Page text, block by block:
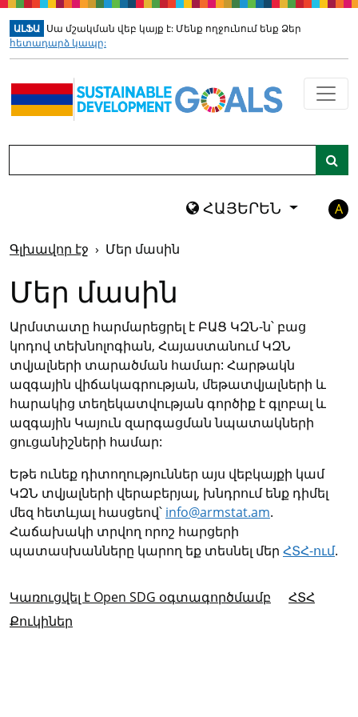
Անցեք հիմնական
ԱԼՖԱ Սա մշակման վեբ կայք է: Մենք ողջունում ենք Ձեր
հետադարձ կապը:
ՀԱՅԵՐԵՆ A
Գլխավոր էջ Մեր մասին
Մեր մասին
Արմստատը հարմարեցրել է ԲԱՑ ԿԶՆ-ն՝ բաց
կոդով տեխնոլոգիան, Հայաստանում ԿԶՆ
տվյալների տարածման համար: Հարթակն
ազգային վիճակագրության, մեթատվյալների և
հարակից տեղեկատվության գործիք է գլոբալ և
ազգային Կայուն զարգացման նպատակների
ցուցանիշների համար:
Եթե ունեք դիտողություններ այս վեբկայքի կամ
ԿԶՆ տվյալների վերաբերյալ, խնդրում ենք դիմել
մեզ հետևյալ հասցեով՝ info@armstat.am.
Հաճախակի տրվող որոշ հարցերի
պատասխանները կարող եք տեսնել մեր ՀՏՀ-ում.
Կառուցվել է Open SDG օգտագործմամբ
ՀՏՀ
Քուկիներ